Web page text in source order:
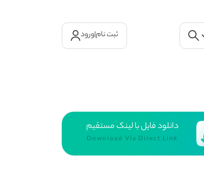
ثبت نام|ورود
دانلود فایل با لینک مستقیم
Download Via Direct Link